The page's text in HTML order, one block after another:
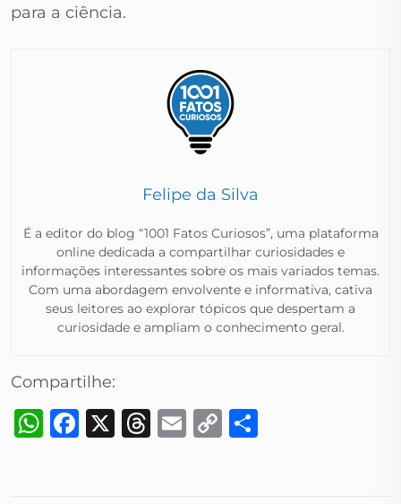
para a ciência.
Felipe da Silva
É a editor do blog “1001 Fatos Curiosos”, uma plataforma
online dedicada a compartilhar curiosidades e
informações interessantes sobre os mais variados temas.
Com uma abordagem envolvente e informativa, cativa
seus leitores ao explorar tópicos que despertam a
curiosidade e ampliam o conhecimento geral.​
Compartilhe:
WhatsApp
Facebook
X Threads
Email
Copy